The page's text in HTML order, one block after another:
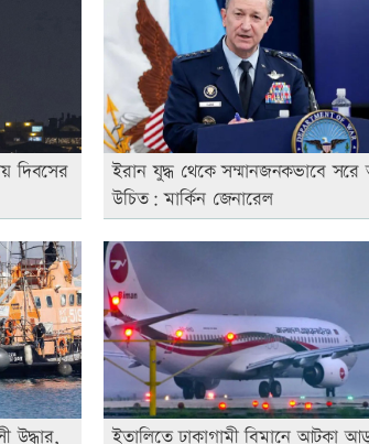
দিবসের
ইরান যুদ্ধ থেকে সম্মানজনকভাবে
উচিত: মার্কিন জেনারেল
উদ্ধার, ইতালিতে ঢাকাগামী বিমানে আটকা